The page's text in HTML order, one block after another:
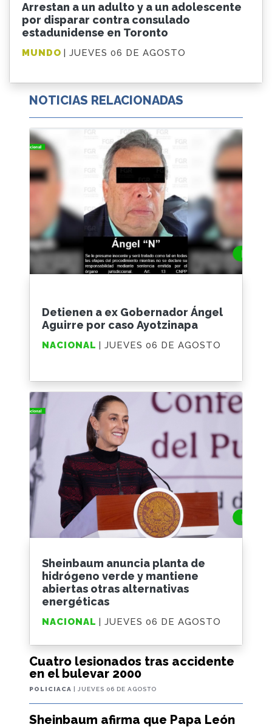
Arrestan a un adulto y a un adolescente
por disparar contra consulado
estadunidense en Toronto
MUNDO | JUEVES 06 DE AGOSTO
NOTICIAS RELACIONADAS
Cuatro lesionados tras accidente
en el bulevar 2000
POLICIACA | JUEVES 06 DE AGOSTO
Sheinbaum afirma que Papa León
Detienen a ex Gobernador Ángel
Aguirre por caso Ayotzinapa
NACIONAL | JUEVES 06 DE AGOSTO
Sheinbaum anuncia planta de
hidrógeno verde y mantiene
abiertas otras alternativas
energéticas
NACIONAL | JUEVES 06 DE AGOSTO